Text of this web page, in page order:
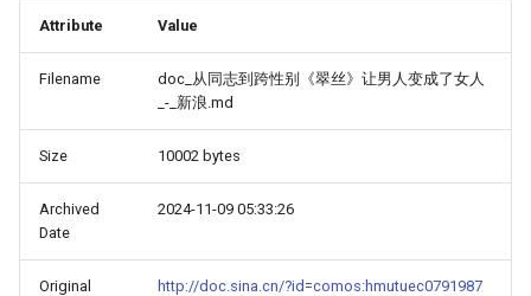
Attribute Value
Filename
doc_从同志到跨性别《翠丝》让男人变成了女人
_-_新浪.md
Size 10002 bytes
Archived
Date
2024-11-09 05:33:26
Original
http://doc.sina.cn/?id=comos:hmutuec0791987